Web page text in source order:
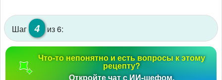
Шаг 4 из 6:
Что-то непонятно и есть вопросы к этому
рецепту?
Откройте чат с ИИ-шефом.